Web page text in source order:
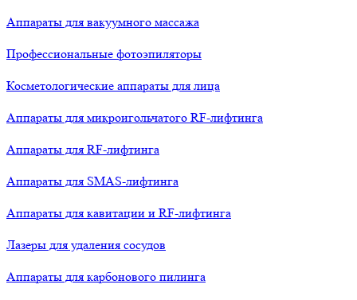
Аппараты для вакуумного массажа
Профессиональные фотоэпиляторы
Косметологические аппараты для лица
Аппараты для микроигольчатого RF-лифтинга
Аппараты для RF-лифтинга
Аппараты для SMAS-лифтинга
Аппараты для кавитации и RF-лифтинга
Лазеры для удаления сосудов
Аппараты для карбонового пилинга